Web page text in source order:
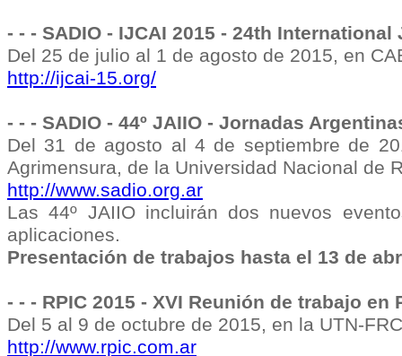
- - - SADIO - IJCAI 2015 - 24th
Del 25 de julio al 1 de agosto de 2015, en
http://ijcai-15.org/
- - - SADIO - 44º JAIIO - Jornadas
Del 31 de agosto al 4 de septiembre de
Agrimensura, de la Universidad Nacional de
http://www.sadio.org.ar
Las 44º JAIIO incluirán dos nuevos
aplicaciones.
Presentación de trabajos hasta el 13 de
- - - RPIC 2015 - XVI Reunión de trabajo
Del 5 al 9 de octubre de 2015, en la UTN-
http://www.rpic.com.ar